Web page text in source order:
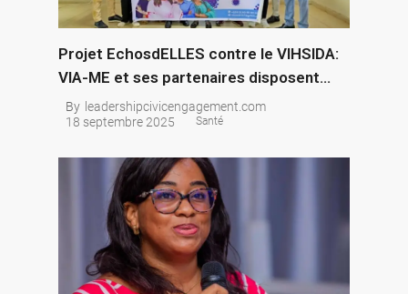
Projet EchosdELLES contre le VIHSIDA:
VIA-ME et ses partenaires disposent
désormais d’un Argumentaire et d’un
Plan de plaidoyer
By leadershipcivicengagement.com
18 septembre 2025
Santé